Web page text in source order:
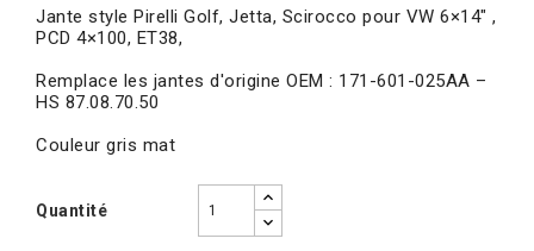
Jante style Pirelli Golf, Jetta, Scirocco pour VW 6×14″ ,
PCD 4×100, ET38,
Remplace les jantes d'origine OEM : 171-601-025AA –
HS 87.08.70.50
Couleur gris mat
Quantité